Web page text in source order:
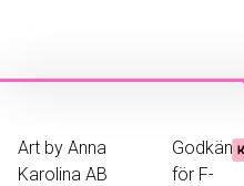
Art by Anna
Karolina AB
Godkänd
för F-